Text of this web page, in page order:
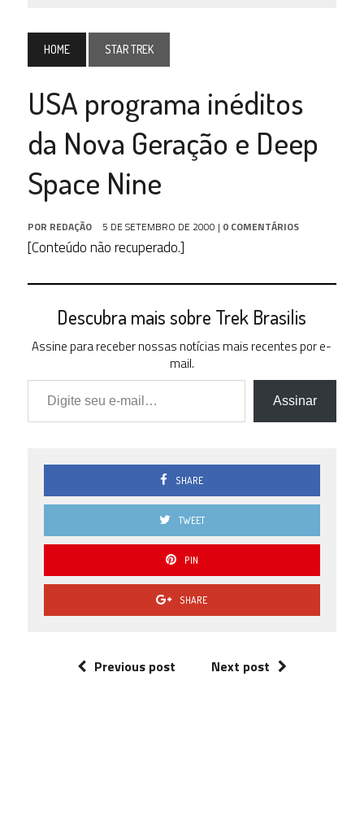
HOME STAR TREK
USA programa inéditos
da Nova Geração e Deep
Space Nine
POR REDAÇÃO 5 DE SETEMBRO DE 2000 | 0 COMENTÁRIOS
[Conteúdo não recuperado.]
Descubra mais sobre Trek Brasilis
Assine para receber nossas notícias mais recentes por e-
mail.
Digite seu e-mail…
Assinar
SHARE
TWEET
PIN
SHARE
Previous post Next post